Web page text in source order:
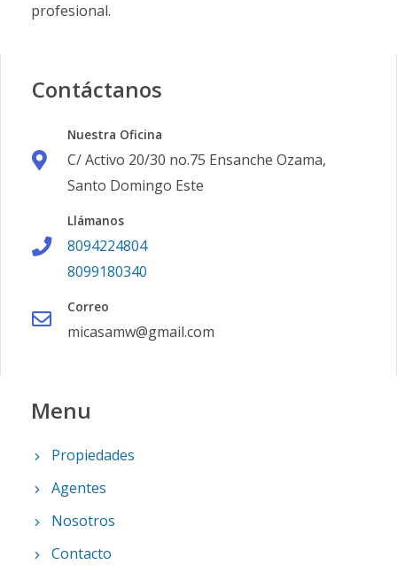
profesional.
Contáctanos
Nuestra Oficina
C/ Activo 20/30 no.75 Ensanche Ozama,
Santo Domingo Este
Llámanos
8094224804
8099180340
Correo
micasamw@gmail.com
Menu
Propiedades
Agentes
Nosotros
Contacto